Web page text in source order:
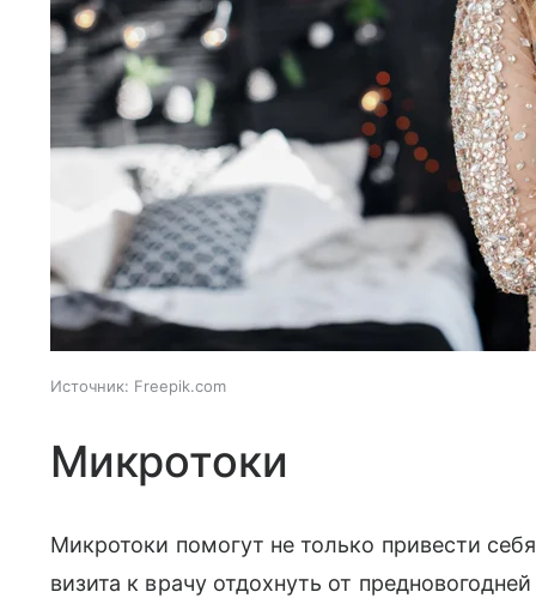
Источник: Freepik.com
Микротоки
Микротоки помогут не только привести
визита к врачу отдохнуть от